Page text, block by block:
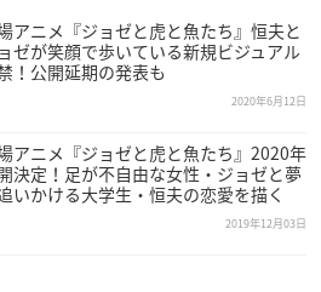
アニメ『ジョゼと虎と魚たち』恒夫と
ゼが笑顔で歩いている新規ビジュアル
！公開延期の発表も
2020年6月12日
アニメ『ジョゼと虎と魚たち』2020年
決定！足が不自由な女性・ジョゼと夢
いかける大学生・恒夫の恋愛を描く
2019年12月03日